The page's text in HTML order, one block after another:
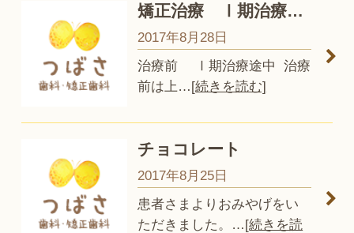
矯正治療 Ⅰ期治療…
2017年8月28日
治療前 Ⅰ期治療途中 治療
前は上 …[続きを読む]
チョコレート
2017年8月25日
患者さまよりおみやげをい
ただきました。 …[続きを読